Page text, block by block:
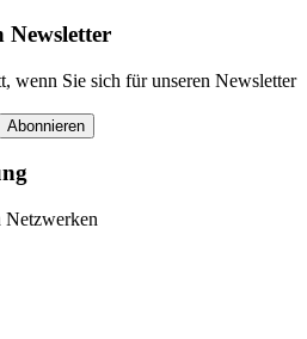
Newsletter
wenn Sie sich für unseren Newsletter
Abonnieren
Netzwerken